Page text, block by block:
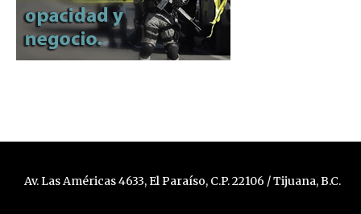
Av. Las Américas 4633, El Paraíso, C.P. 22106 / Tijuana, B.C.